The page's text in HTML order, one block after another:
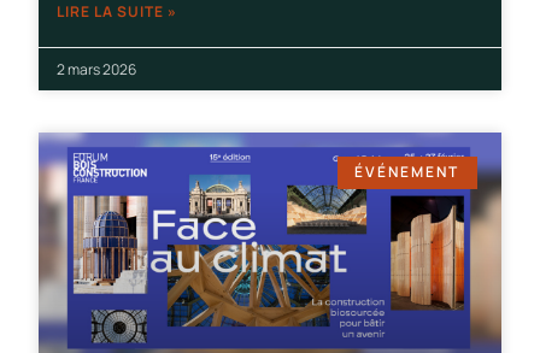
LIRE LA SUITE »
2 mars 2026
ÉVÉNEMENT